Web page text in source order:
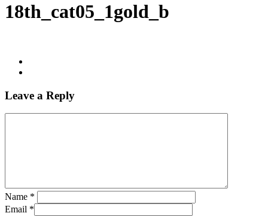
18th_cat05_1gold_b
Leave a Reply
Name *
Email *